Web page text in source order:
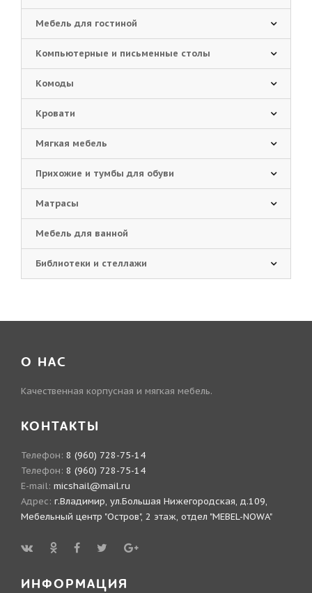
Мебель для гостиной
Компьютерные и письменные столы
Комоды
Кровати
Мягкая мебель
Прихожие и тумбы для обуви
Матрасы
Мебель для ванной
Библиотеки и стеллажи
О НАС
Качественная корпусная и мягкая мебель.
КОНТАКТЫ
Телефон: 8 (960) 728-75-14
Телефон: 8 (960) 728-75-14
E-mail: micshail@mail.ru
Адрес: г.Владимир, ул.Большая Нижегородская, д.109,
Мебельный центр "Остров", 2 этаж, отдел "MEBEL-NOWA"
ИНФОРМАЦИЯ